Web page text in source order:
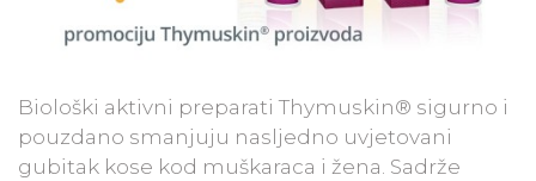
Biološki aktivni preparati Thymuskin® sigurno i
pouzdano smanjuju nasljedno uvjetovani
gubitak kose kod muškaraca i žena. Sadrže